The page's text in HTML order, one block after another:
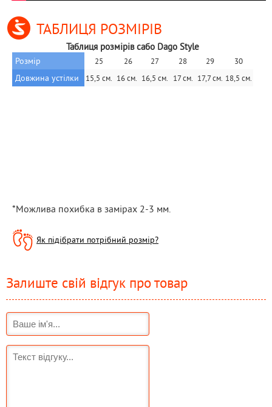
ТАБЛИЦЯ РОЗМІРІВ
Таблиця розмірів сабо Dago Style
Розмір 25 26 27 28 29 30
Довжина устілки 15,5 см. 16 см. 16,5 см. 17 см. 17,7 см. 18,5 см.
*Можлива похибка в замірах 2-3 мм.
Як підібрати потрібний розмір?
Залиште свій відгук про товар